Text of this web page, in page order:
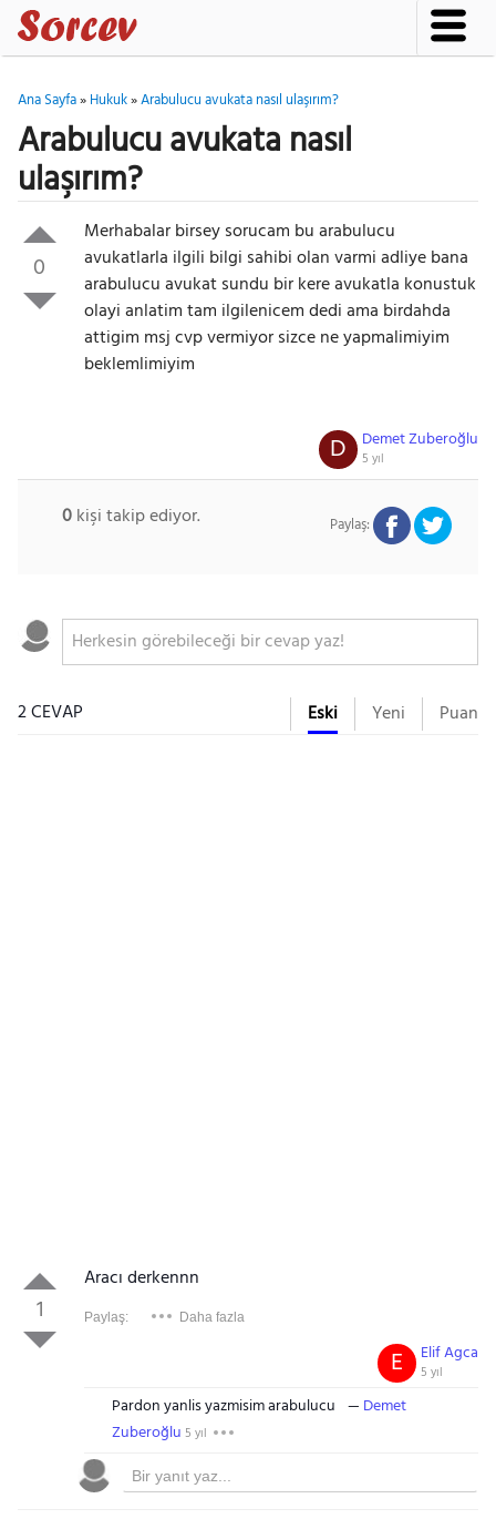
Ana Sayfa»Hukuk»Arabulucu avukata nasıl ulaşırım?
Arabulucu avukata nasıl
ulaşırım?
0
Merhabalar birsey sorucam bu arabulucu
avukatlarla ilgili bilgi sahibi olan varmi adliye bana
arabulucu avukat sundu bir kere avukatla konustuk
olayi anlatim tam ilgilenicem dedi ama birdahda
attigim msj cvp vermiyor sizce ne yapmalimiyim
beklemlimiyim
Demet Zuberoğlu
5 yıl
D
0kişi takip ediyor. Paylaş:
2 CEVAP Eski Yeni Puan
1
Aracı derkennn
Paylaş: Daha fazla
Elif Agca
5 yıl
E
Pardon yanlis yazmisim arabulucu
Demet
Zuberoğlu 5 yıl